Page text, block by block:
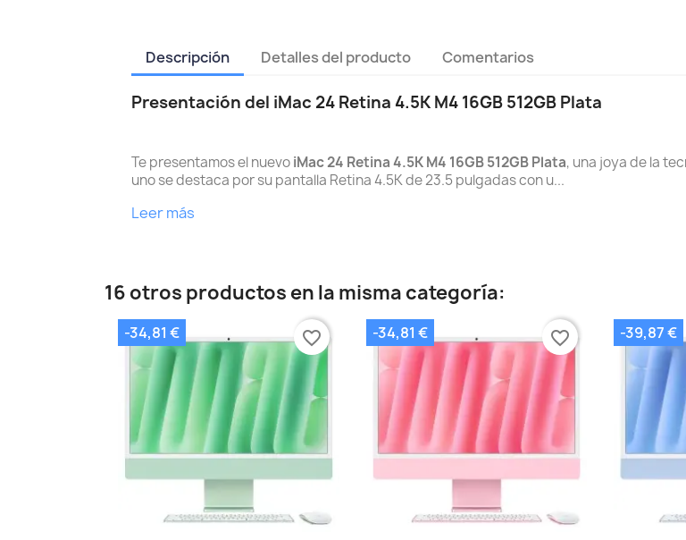
Descripción Detalles del producto Comentarios
Presentación del iMac 24 Retina 4.5K M4 16GB 512GB Plata
Te presentamos el nuevoiMac 24 Retina 4.5K M4 16GB 512GB Plata, una joya de la
uno se destaca por su pantalla Retina 4.5K de 23.5 pulgadas con u...
Leer más
16 otros productos en la misma categoría:
-34,81 € favorite_border -34,81 € favorite_border -39,87 €